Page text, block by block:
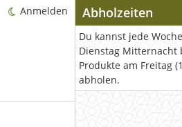
Anmelden Abholzeiten
Du kannst jede
Dienstag Mitternacht
Produkte am Freitag
abholen.